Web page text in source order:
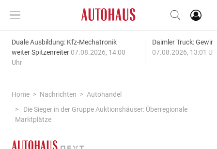
Duale Ausbildung: Kfz-Mechatronik
weiter Spitzenreiter 07.08.2026, 14:00
Uhr
Daimler Truck:
07.08.2026, 13:01
Home Nachrichten
Autohandel
Die Sieger in der Gruppe Auktionshäuser: Überregionale
Marktplätze